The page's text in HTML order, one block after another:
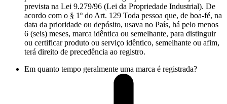
prevista na Lei 9.279/96 (Lei da Propriedade Industrial). De
acordo com o § 1º do Art. 129 Toda pessoa que, de boa-fé, na
data da prioridade ou depósito, usava no País, há pelo menos
6 (seis) meses, marca idêntica ou semelhante, para distinguir
ou certificar produto ou serviço idêntico, semelhante ou afim,
terá direito de precedência ao registro.
Em quanto tempo geralmente uma marca é registrada?